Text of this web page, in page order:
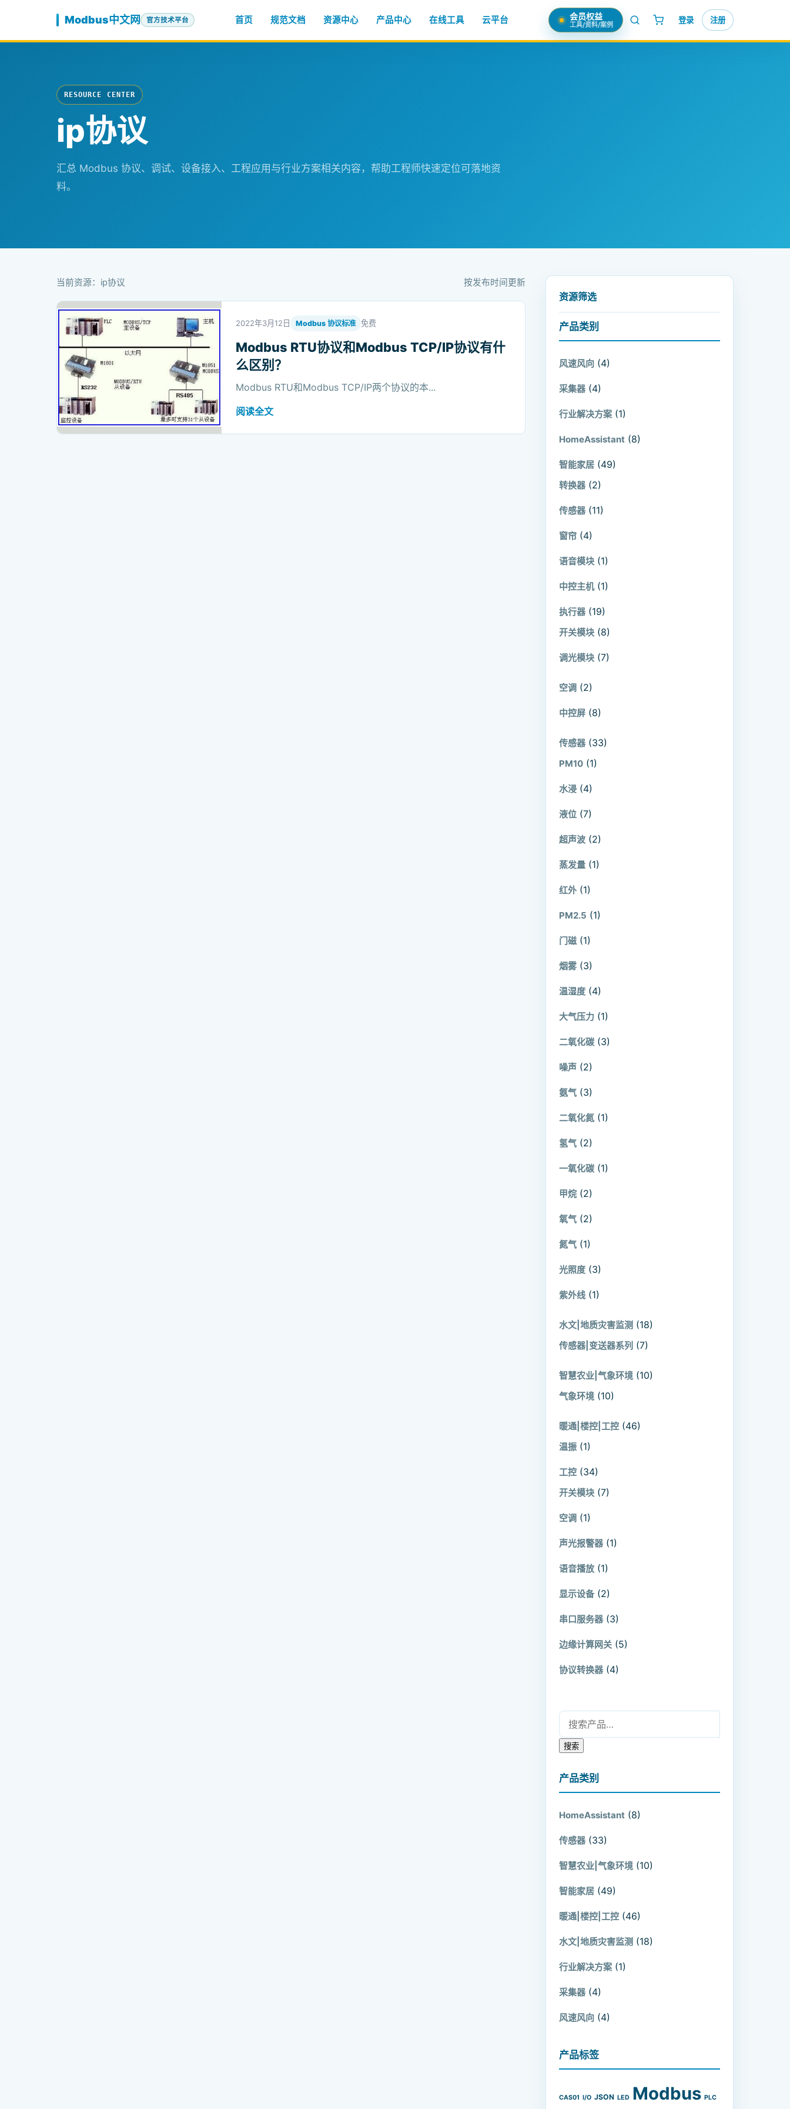
Modbus中文网 官方技术平台 首页 规范文档 资源中心 产品中心 在线工具 云平台 会员权益
工具/资料/案例 登录 注册
RESOURCE CENTER
ip协议
汇总 Modbus 协议、调试、设备接入、工程应用与行业方案相关内容，帮助工程师快速定位可落地资
料。
当前资源：ip协议 按发布时间更新
2022年3月12日 Modbus 协议标准 免费
Modbus RTU协议和Modbus TCP/IP协议有什
么区别？
Modbus RTU和Modbus TCP/IP两个协议的本...
阅读全文
资源筛选
产品类别
风速风向 (4)
采集器 (4)
行业解决方案 (1)
HomeAssistant (8)
智能家居 (49)
转换器 (2)
传感器 (11)
窗帘 (4)
语音模块 (1)
中控主机 (1)
执行器 (19)
开关模块 (8)
调光模块 (7)
空调 (2)
中控屏 (8)
传感器 (33)
PM10 (1)
水浸 (4)
液位 (7)
超声波 (2)
蒸发量 (1)
红外 (1)
PM2.5 (1)
门磁 (1)
烟雾 (3)
温湿度 (4)
大气压力 (1)
二氧化碳 (3)
噪声 (2)
氨气 (3)
二氧化氮 (1)
氢气 (2)
一氧化碳 (1)
甲烷 (2)
氧气 (2)
氮气 (1)
光照度 (3)
紫外线 (1)
水文|地质灾害监测 (18)
传感器|变送器系列 (7)
智慧农业|气象环境 (10)
气象环境 (10)
暖通|楼控|工控 (46)
温振 (1)
工控 (34)
开关模块 (7)
空调 (1)
声光报警器 (1)
语音播放 (1)
显示设备 (2)
串口服务器 (3)
边缘计算网关 (5)
协议转换器 (4)
搜索：
搜索
产品类别
HomeAssistant (8)
传感器 (33)
智慧农业|气象环境 (10)
智能家居 (49)
暖通|楼控|工控 (46)
水文|地质灾害监测 (18)
行业解决方案 (1)
采集器 (4)
风速风向 (4)
产品标签
CAS01 I/O JSON LED Modbus PLC